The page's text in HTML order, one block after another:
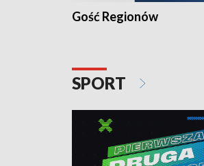
Gość Regionów
SPORT